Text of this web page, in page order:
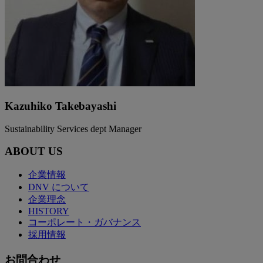
Kazuhiko Takebayashi
Sustainability Services dept Manager
ABOUT US
企業情報
DNV について
企業理念
HISTORY
コーポレート・ガバナンス
採用情報
お問合わせ